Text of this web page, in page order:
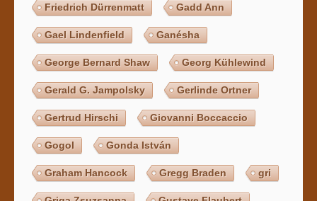
Friedrich Dürrenmatt Gadd Ann
Gael Lindenfield Ganésha
George Bernard Shaw Georg Kühlewind
Gerald G. Jampolsky Gerlinde Ortner
Gertrud Hirschi Giovanni Boccaccio
Gogol Gonda István
Graham Hancock Gregg Braden gri